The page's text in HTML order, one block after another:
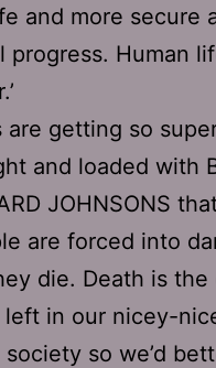
and more secure
progress. Human
are getting so
and loaded with
JOHNSONS
are forced into
die. Death is
left in our nicey-
so we’d